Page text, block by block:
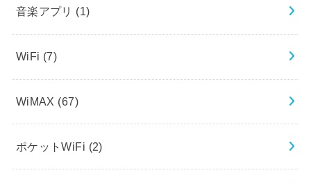
音楽アプリ (1)
WiFi (7)
WiMAX (67)
ポケットWiFi (2)